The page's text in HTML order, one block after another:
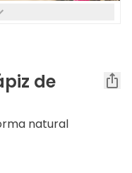
de
natural